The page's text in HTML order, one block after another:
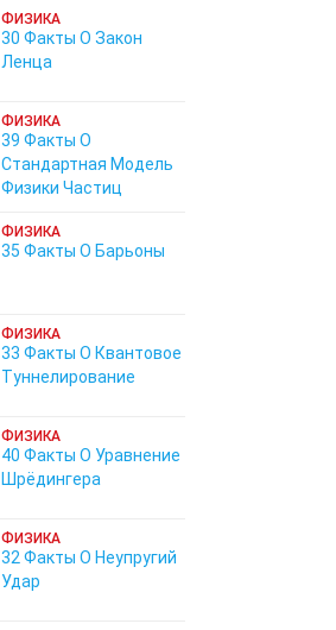
ФИЗИКА
30 Факты О Закон
Ленца
ФИЗИКА
39 Факты О
Стандартная Модель
Физики Частиц
ФИЗИКА
35 Факты О Барьоны
ФИЗИКА
33 Факты О Квантовое
Туннелирование
ФИЗИКА
40 Факты О Уравнение
Шрёдингера
ФИЗИКА
32 Факты О Неупругий
Удар